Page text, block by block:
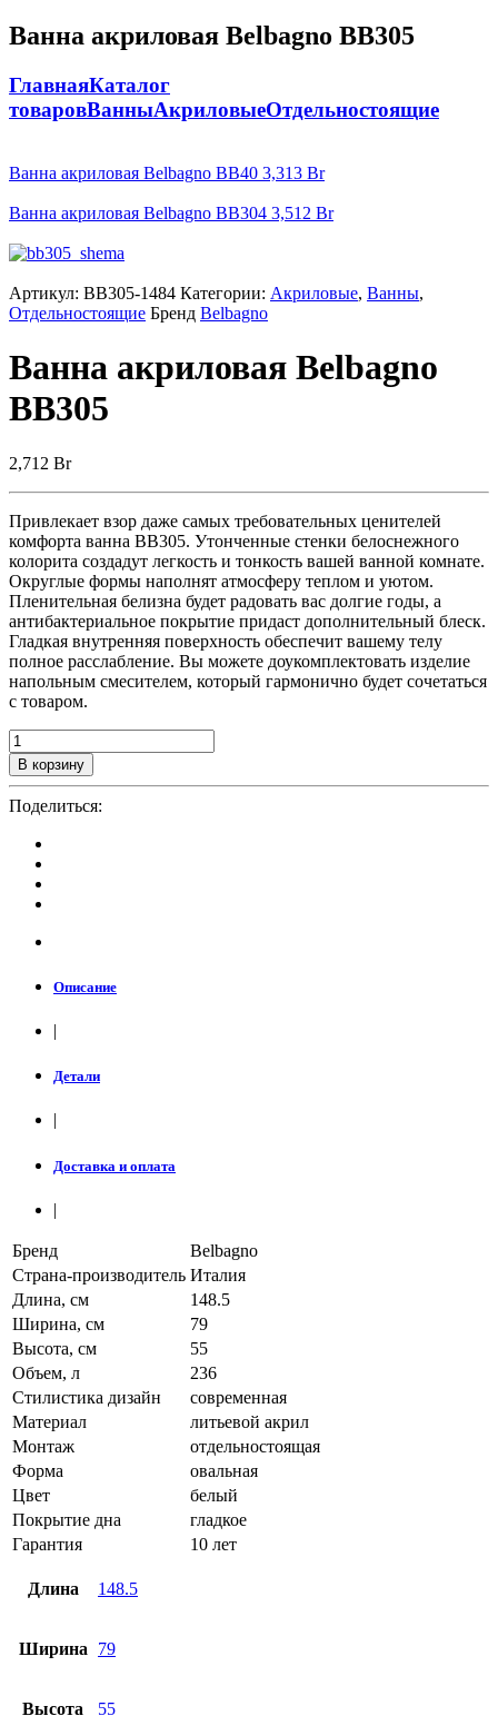
Ванна акриловая Belbagno BB305
ГлавнаяКаталог
товаровВанныАкриловыеОтдельностоящие
Ванна акриловая Belbagno BB40 3,313 Br
Ванна акриловая Belbagno BB304 3,512 Br
Артикул: BB305-1484 Категории: Акриловые, Ванны,
Отдельностоящие Бренд Belbagno
Ванна акриловая Belbagno
BB305
2,712 Br
Привлекает взор даже самых требовательных ценителей
комфорта ванна ВВ305. Утонченные стенки белоснежного
колорита создадут легкость и тонкость вашей ванной комнате.
Округлые формы наполнят атмосферу теплом и уютом.
Пленительная белизна будет радовать вас долгие годы, а
антибактериальное покрытие придаст дополнительный блеск.
Гладкая внутренняя поверхность обеспечит вашему телу
полное расслабление. Вы можете доукомплектовать изделие
напольным смесителем, который гармонично будет сочетаться
с товаром.
В корзину
Поделиться:
Описание
|
Детали
|
Доставка и оплата
|
Бренд
Belbagno
Страна-производитель Италия
Длина, см
148.5
Ширина, см
79
Высота, см
55
Объем, л
236
Стилистика дизайн
современная
Материал
литьевой акрил
Монтаж
отдельностоящая
Форма
овальная
Цвет
белый
Покрытие дна
гладкое
Гарантия
10 лет
Длина 148.5
Ширина 79
Высота 55